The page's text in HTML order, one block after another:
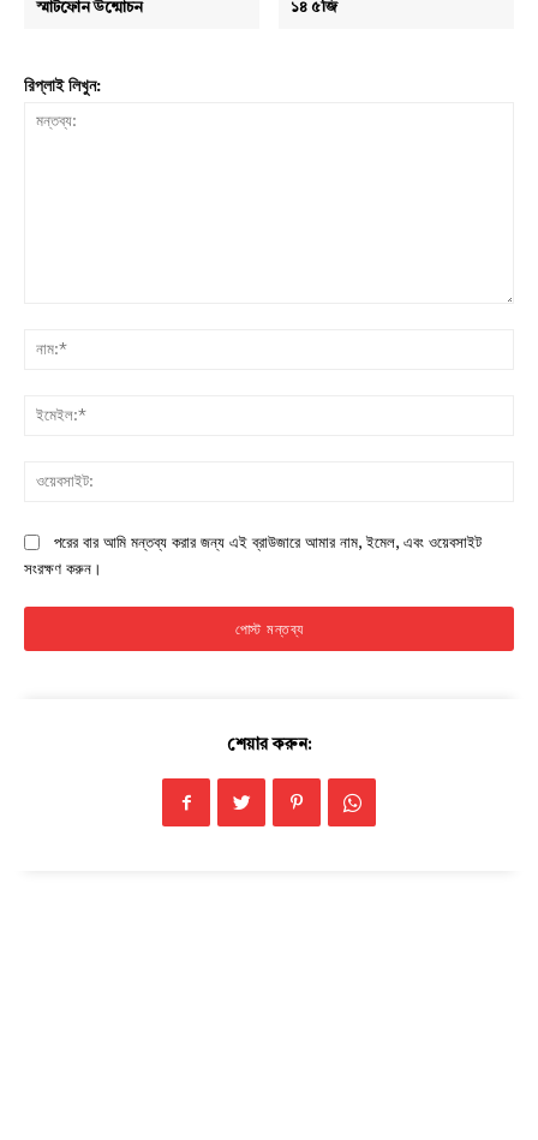
Company
About
Subscription Plans
My account
স্মার্টফোন উন্মোচন
১৪ ৫জি
রিপ্লাই লিখুন:
পরের বার আমি মন্তব্য করার জন্য এই ব্রাউজারে আমার নাম, ইমেল, এবং ওয়েবসাইট
সংরক্ষণ করুন।
শেয়ার করুন: